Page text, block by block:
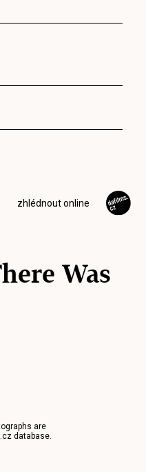
zhlédnout online
Was
are
database.